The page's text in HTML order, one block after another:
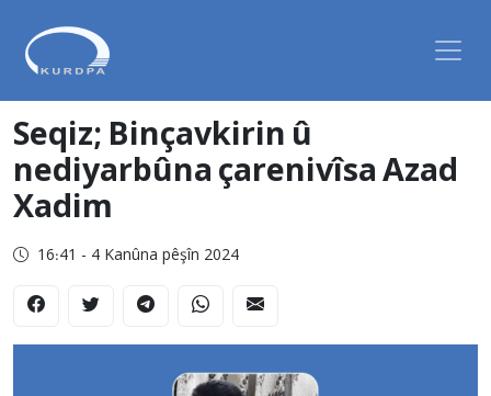
Seqiz; Binçavkirin û
nediyarbûna çarenivîsa Azad
Xadim
16:41 - 4 Kanûna pêşîn 2024